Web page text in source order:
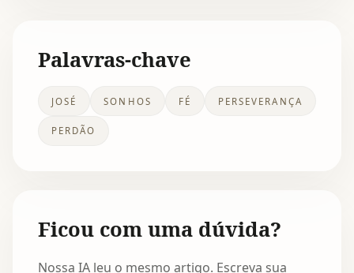
Palavras-chave
JOSÉ SONHOS FÉ PERSEVERANÇA
PERDÃO
Ficou com uma dúvida?
Nossa IA leu o mesmo artigo. Escreva sua